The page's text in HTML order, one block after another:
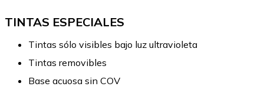
TINTAS ESPECIALES
Tintas sólo visibles bajo luz ultravioleta
Tintas removibles
Base acuosa sin COV